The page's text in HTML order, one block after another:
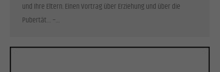
und Ihre Eltern. Einen Vortrag über Erziehung und über die
Pubertät… –…